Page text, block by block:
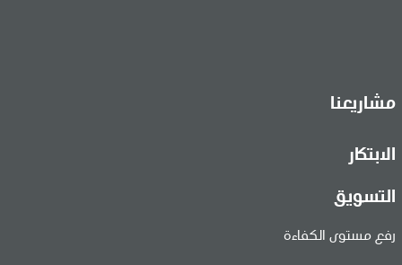
مشاريعنا
الابتكار
التسويق
رفع مستوى الكفاءة